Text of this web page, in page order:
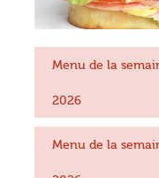
Menu de la
2026
Menu de la